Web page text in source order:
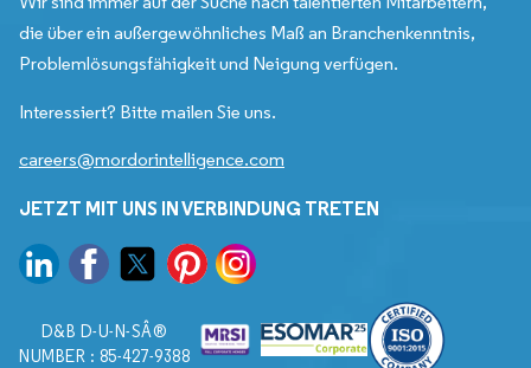
die über ein außergewöhnliches Maß an Branchenkenntnis,
Problemlösungsfähigkeit und Neigung verfügen.
Interessiert? Bitte mailen Sie uns.
careers@mordorintelligence.com
JETZT MIT UNS IN VERBINDUNG TRETEN
D&B D-U-N-SÂ®
NUMBER : 85-427-9388